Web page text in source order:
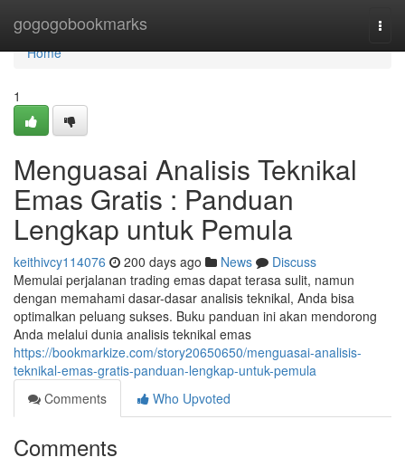
gogogobookmarks
Home
Home
1
Menguasai Analisis Teknikal
Emas Gratis : Panduan
Lengkap untuk Pemula
keithivcy114076 200 days ago News
Discuss
Memulai perjalanan trading emas dapat terasa sulit, namun
dengan memahami dasar-dasar analisis teknikal, Anda bisa
optimalkan peluang sukses. Buku panduan ini akan mendorong
Anda melalui dunia analisis teknikal emas
https://bookmarkize.com/story20650650/menguasai-analisis-
teknikal-emas-gratis-panduan-lengkap-untuk-pemula
Comments
Who Upvoted
Comments